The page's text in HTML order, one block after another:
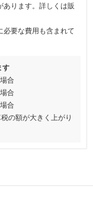
あります。詳しくは販
要な費用も含まれて
す
合
合
合
の額が大きく上がり